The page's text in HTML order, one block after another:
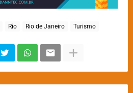
Rio Rio de Janeiro Turismo